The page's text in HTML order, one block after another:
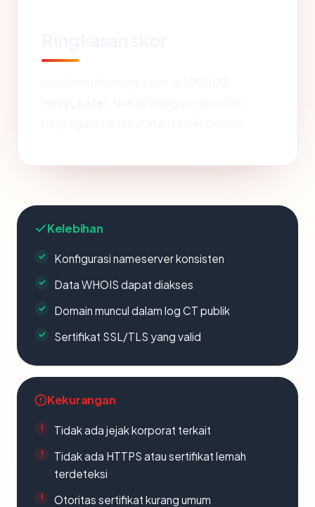
Kelebihan
Konfigurasi nameserver konsisten
Data WHOIS dapat diakses
Domain muncul dalam log CT publik
Sertifikat SSL/TLS yang valid
Kekurangan
Tidak ada jejak korporat terkait
Tidak ada HTTPS atau sertifikat lemah
terdeteksi
Otoritas sertifikat kurang umum